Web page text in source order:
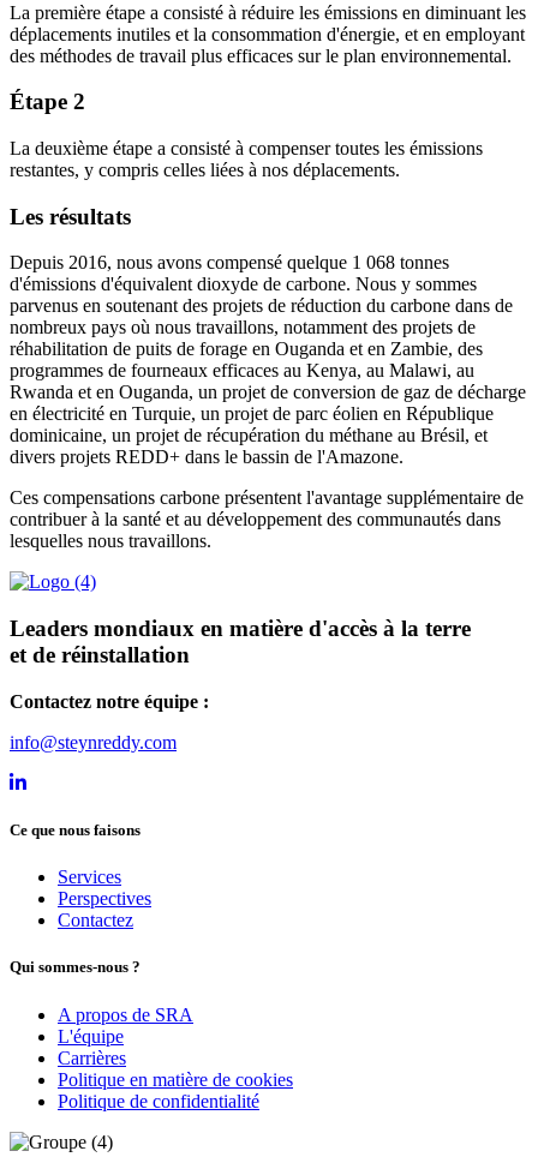
La première étape a consisté à réduire les émissions en diminuant les
déplacements inutiles et la consommation d'énergie, et en employant
des méthodes de travail plus efficaces sur le plan environnemental.
Étape 2
La deuxième étape a consisté à compenser toutes les émissions
restantes, y compris celles liées à nos déplacements.
Les résultats
Depuis 2016, nous avons compensé quelque 1 068 tonnes
d'émissions d'équivalent dioxyde de carbone. Nous y sommes
parvenus en soutenant des projets de réduction du carbone dans de
nombreux pays où nous travaillons, notamment des projets de
réhabilitation de puits de forage en Ouganda et en Zambie, des
programmes de fourneaux efficaces au Kenya, au Malawi, au
Rwanda et en Ouganda, un projet de conversion de gaz de décharge
en électricité en Turquie, un projet de parc éolien en République
dominicaine, un projet de récupération du méthane au Brésil, et
divers projets REDD+ dans le bassin de l'Amazone.
Ces compensations carbone présentent l'avantage supplémentaire de
contribuer à la santé et au développement des communautés dans
lesquelles nous travaillons.
Leaders mondiaux en matière d'accès à la terre
et de réinstallation
Contactez notre équipe :
info@steynreddy.com
Steyn Reddy Associates (SRA) LinkedIn
Ce que nous faisons
Services
Perspectives
Contactez
Qui sommes-nous ?
A propos de SRA
L'équipe
Carrières
Politique en matière de cookies
Politique de confidentialité